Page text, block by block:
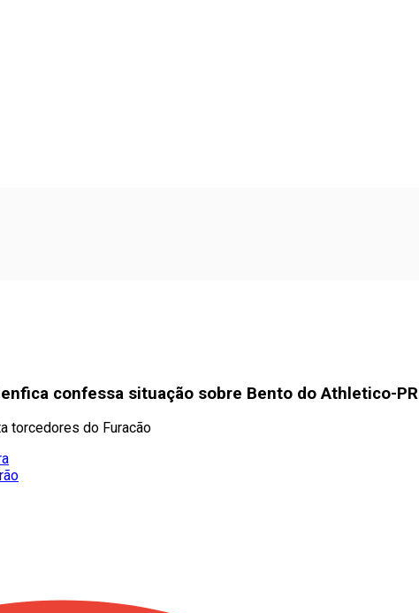
confessa situação sobre Bento do Athletico-PR
torcedores do Furacão